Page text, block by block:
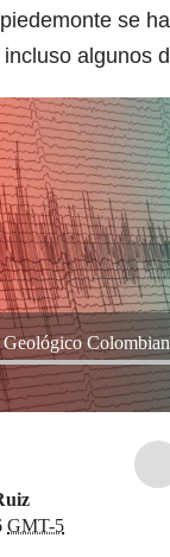
se
algunos
GMT-5